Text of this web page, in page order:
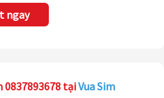
ngay
0837893678 tạiVua Sim